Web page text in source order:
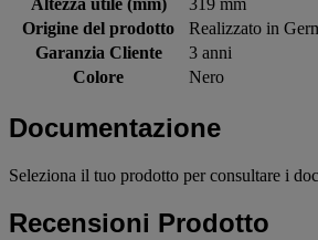
Altezza utile (mm)
319 mm
Origine del prodotto
Realizzato in
Garanzia Cliente
3 anni
Colore
Nero
Documentazione
Seleziona il tuo prodotto per consultare i
Recensioni Prodotto